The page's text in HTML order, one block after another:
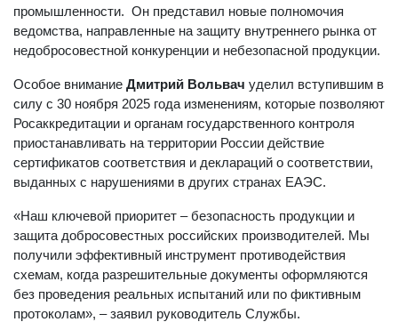
промышленности. Он представил новые полномочия
ведомства, направленные на защиту внутреннего рынка от
недобросовестной конкуренции и небезопасной продукции.
Особое внимание Дмитрий Вольвач уделил вступившим в
силу с 30 ноября 2025 года изменениям, которые позволяют
Росаккредитации и органам государственного контроля
приостанавливать на территории России действие
сертификатов соответствия и деклараций о соответствии,
выданных с нарушениями в других странах ЕАЭС.
«Наш ключевой приоритет – безопасность продукции и
защита добросовестных российских производителей. Мы
получили эффективный инструмент противодействия
схемам, когда разрешительные документы оформляются
без проведения реальных испытаний или по фиктивным
протоколам», – заявил руководитель Службы.